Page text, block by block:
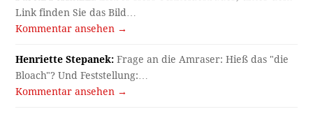
Link finden Sie das Bild…
Kommentar ansehen →
Henriette Stepanek: Frage an die Amraser: Hieß das "die
Bloach"? Und Feststellung:…
Kommentar ansehen →